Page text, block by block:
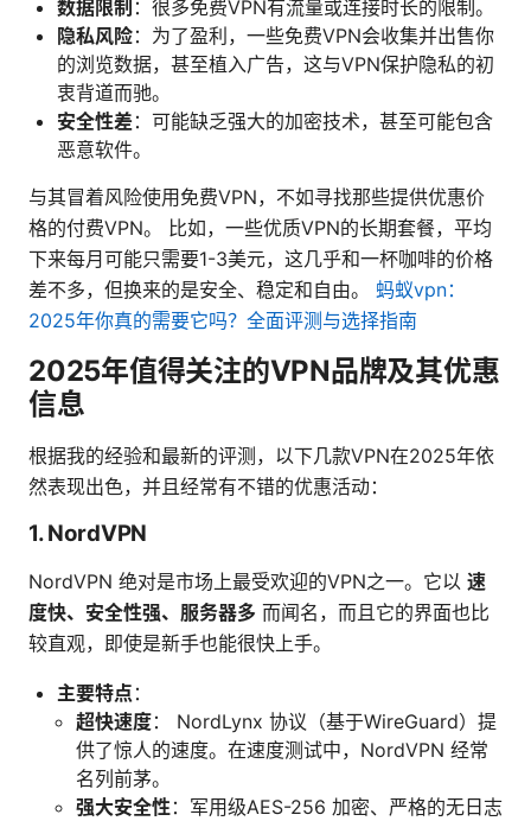
数据限制 ：很多免费VPN有流量或连接时长的限制。
隐私风险：为了盈利，一些免费VPN会收集并出售你
的浏览数据，甚至植入广告，这与VPN保护隐私的初
衷背道而驰。
安全性差：可能缺乏强大的加密技术，甚至可能包含
恶意软件。
与其冒着风险使用免费VPN，不如寻找那些提供优惠价
格的付费VPN。 比如，一些优质VPN的长期套餐，平均
下来每月可能只需要1-3美元，这几乎和一杯咖啡的价格
差不多，但换来的是安全、稳定和自由。 蚂蚁vpn：
2025年你真的需要它吗？全面评测与选择指南
2025年值得关注的VPN品牌及其优惠
信息
根据我的经验和最新的评测，以下几款VPN在2025年依
然表现出色，并且经常有不错的优惠活动：
1. NordVPN
NordVPN 绝对是市场上最受欢迎的VPN之一。它以 速
度快、安全性强、服务器多 而闻名，而且它的界面也比
较直观，即使是新手也能很快上手。
主要特点 ：
超快速度： NordLynx 协议（基于WireGuard）提
供了惊人的速度。在速度测试中，NordVPN 经常
名列前茅。
强大安全性：军用级AES-256 加密、严格的无日志